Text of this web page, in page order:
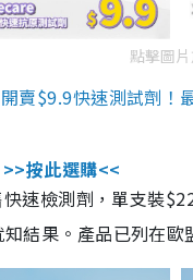
點擊圖
賣$9.9快速測試劑！
>>按此選購<<
速檢測劑，單支裝
結果。產品已列在